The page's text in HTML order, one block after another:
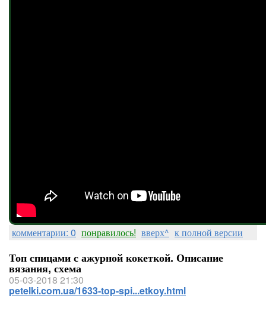
комментарии: 0 понравилось! вверх^ к полной версии
Топ спицами с ажурной кокеткой. Описание
вязания, схема
05-03-2018 21:30
petelki.com.ua/1633-top-spi...etkoy.html